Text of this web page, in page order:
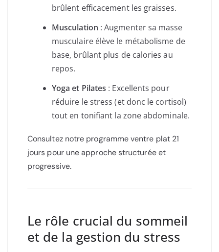
brûlent efficacement les graisses.
Musculation : Augmenter sa masse
musculaire élève le métabolisme de
base, brûlant plus de calories au
repos.
Yoga et Pilates : Excellents pour
réduire le stress (et donc le cortisol)
tout en tonifiant la zone abdominale.
Consultez notre programme ventre plat 21
jours pour une approche structurée et
progressive.
Le rôle crucial du sommeil
et de la gestion du stress